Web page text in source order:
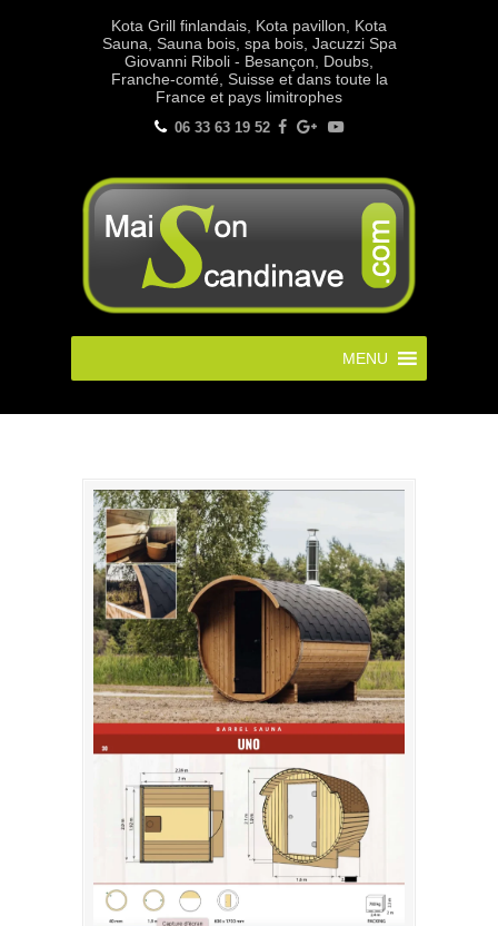
Kota Grill finlandais, Kota pavillon, Kota
Sauna, Sauna bois, spa bois, Jacuzzi Spa
Giovanni Riboli - Besançon, Doubs,
Franche-comté, Suisse et dans toute la
France et pays limitrophes
06 33 63 19 52
MENU